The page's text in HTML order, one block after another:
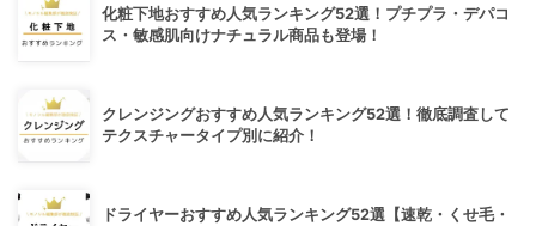
化粧下地おすすめ人気ランキング52選！プチプラ・デパコ
ス・敏感肌向けナチュラル商品も登場！
クレンジングおすすめ人気ランキング52選！徹底調査して
テクスチャータイプ別に紹介！
ドライヤーおすすめ人気ランキング52選【速乾・くせ毛・